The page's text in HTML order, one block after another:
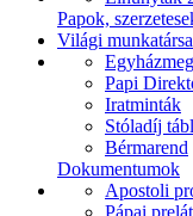
Papok,
Világi
Papi
Iratminták
Stóladíj
Bérmarend
Dokumentumok
Apostoli
Pápai